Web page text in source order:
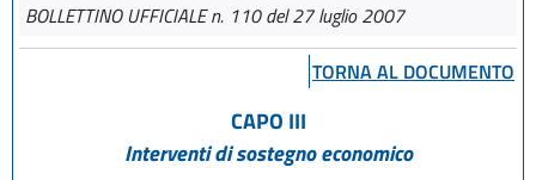
BOLLETTINO UFFICIALE n. 110 del 27 luglio 2007
TORNA AL DOCUMENTO
CAPO III
Interventi di sostegno economico